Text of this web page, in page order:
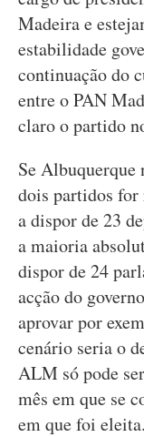
Madeira e
estabilidade
continuação do
entre o PAN
claro o partido
Se Albuquerque
dois partidos for
a dispor de 23
a maioria
dispor de 24
acção do
aprovar por
cenário seria o
ALM só pode
mês em que se
em que foi eleita.